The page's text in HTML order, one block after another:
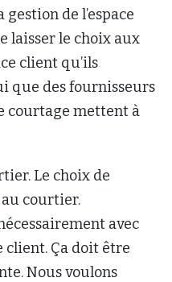
de l’espace
laisser le choix aux
client qu’ils
que des fournisseurs
courtage mettent à
Le choix de
courtier.
avec
Ça doit être
Nous voulons